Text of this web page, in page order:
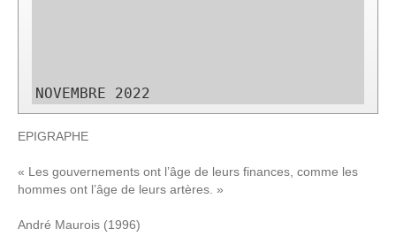
NOVEMBRE 2022
EPIGRAPHE
« Les gouvernements ont l’âge de leurs finances, comme les
hommes ont l’âge de leurs artères. »
André Maurois (1996)